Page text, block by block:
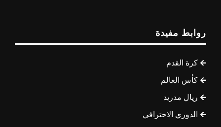
روابط مفيدة
كرة القدم
كأس العالم
ريال مدريد
الدوري الاحترافي